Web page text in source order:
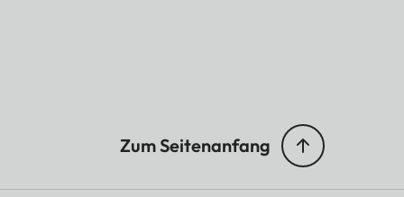
Zum Seitenanfang